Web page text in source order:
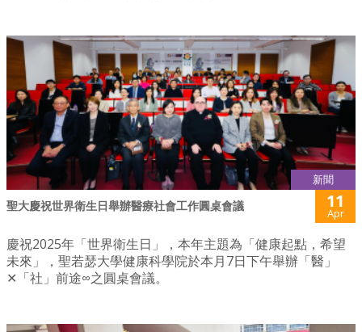
新聞
聖大慶祝世界衛生日舉辦醫療社會工作圓桌會議 11
Apr
慶祝2025年「世界衛生日」，本年主題為「健康起點，希望
未來」，聖若瑟大學健康科學院於本月7日下午舉辦「醫」
✕「社」前途∞之圓桌會議。